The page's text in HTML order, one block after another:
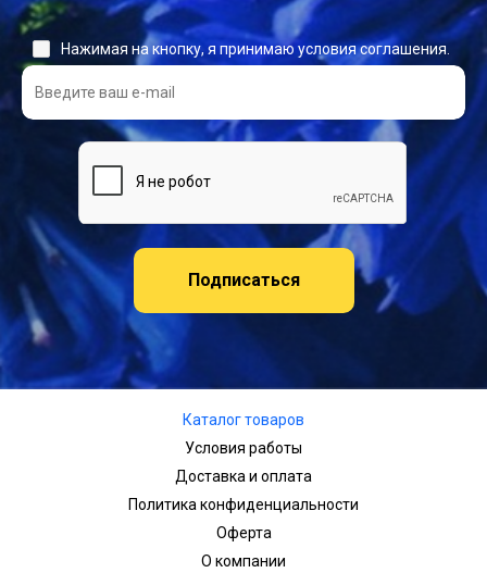
Подписаться
Нажимая на кнопку, я принимаю условия соглашения.
Каталог товаров
Условия работы
Доставка и оплата
Политика конфиденциальности
Оферта
О компании